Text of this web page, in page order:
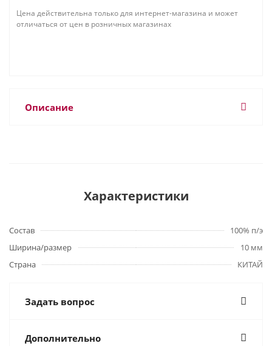
Цена действительна только для интернет-магазина и может
отличаться от цен в розничных магазинах
Описание
Характеристики
Состав
100% п/э
Ширина/размер
10 мм
Страна
КИТАЙ
Задать вопрос
Дополнительно